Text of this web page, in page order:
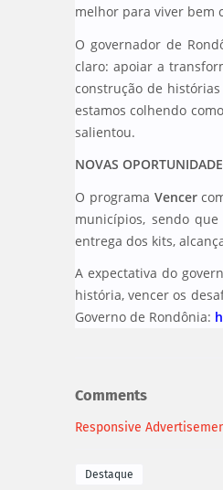
melhor para viver bem
O governador de
claro: apoiar a
construção de
estamos colhendo
salientou.
NOVAS
O programa Vencer
municípios, sendo
entrega dos kits,
A expectativa do
história, vencer os
Governo de Rondônia:
Comments
Responsive
Destaque